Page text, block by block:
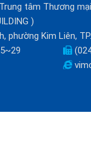
tâm Thương
)
phường Kim Liên,